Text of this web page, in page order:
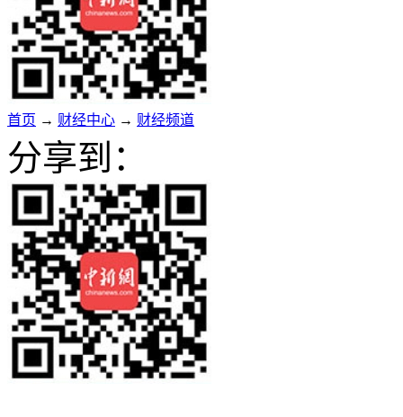
首页 → 财经中心 → 财经频道
分享到：